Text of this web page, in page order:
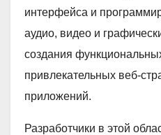
интерфейса и
аудио, видео и
создания
привлекательных веб-
приложений.
Разработчики в этой